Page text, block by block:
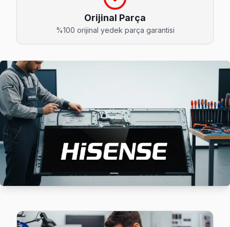
Bahçelievler sakinlerine özel: Hisense TV tamirinde parça
Büyükçekmece TV Servis Merkezi →
Batıköy Hisense Servis
Batıköy'de Hisense TV güç kartı kondansatör şişmesi en
Hisense Servis Merkezi →
Celaliye Hisense Servis
Celaliye sakinlerine özel: Hisense TV tamirinde parça
Büyükçekmece TV Servis Merkezi →
Cumhuriyet Hisense Servis
Cumhuriyet'deki Hisense TV sahiplerinin yüzde sekseni
Cumhuriyet Hisense Açılmıyor Arıza →
Çakmaklı'de Hisense TV ses ama görüntü yok sorununu
Orijinal Parça
%100 orijinal yedek parça garantisi